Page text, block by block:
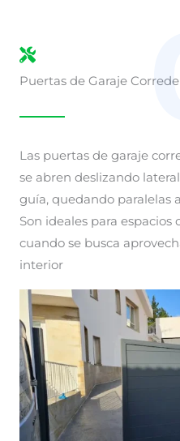
Puertas de Garaje
Las puertas de garaje
se abren deslizando
guía, quedando paralelas
Son ideales para espacios
cuando se busca
interior